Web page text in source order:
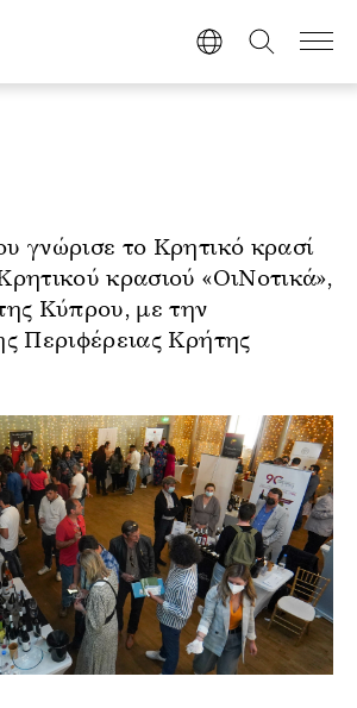
γνώρισε το Κρητικό κρασί
κρασιού «ΟιΝοτικά»,
Κύπρου, με την
Περιφέρειας Κρήτης